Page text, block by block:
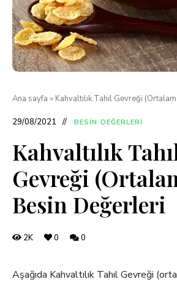
Ana sayfa » Kahvaltılık Tahıl Gevreği
29/08/2021 BESIN DEĞERLERI
Kahvaltılık
Gevreği
Besin Değerleri
2K 0 0
Aşağıda Kahvaltılık Tahıl Gevreği